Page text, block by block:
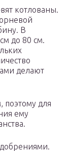
котлованы.
В
до 80 см.
делают
поэтому для
ему